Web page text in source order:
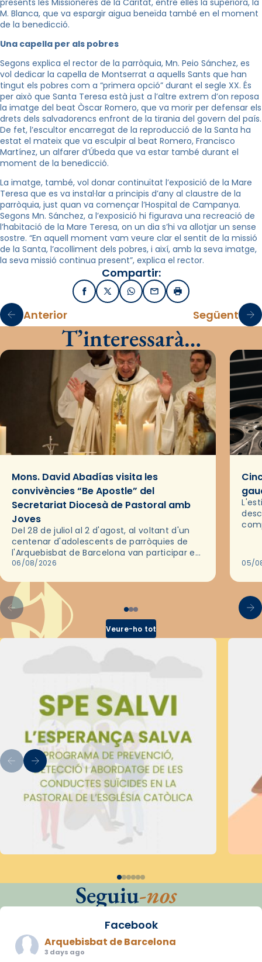
presents les Missioneres de la Caritat, entre elles la superiora, la
M. Blanca, que va espargir aigua beneïda també en el moment
de la benedicció.
Una capella per als pobres
Segons explica el rector de la parròquia, Mn. Peio Sánchez, es
vol dedicar la capella de Montserrat a aquells Sants que han
tingut els pobres com a “primera opció” durant el segle XX. És
per això que Santa Teresa està just a l’altre extrem d’on reposa
la imatge del beat Òscar Romero, que va morir per defensar els
drets dels salvadorencs enfront de la tirania del govern del país.
De fet, l’escultor encarregat de la reproducció de la Santa ha
estat el mateix que va esculpir al beat Romero, Francisco
Martínez, un alfarer d’Úbeda que va estar també durant el
moment de la benedicció.
La imatge, també, vol donar continuïtat l’exposició de la Mare
Teresa que es va instal·lar a principis d’any al claustre de la
parròquia, just quan va començar l’Hospital de Campanya.
Segons Mn. Sánchez, a l’exposició hi figurava una recreació de
l’habitació de la Mare Teresa, on un dia s’hi va allotjar un sense
sostre. “En aquell moment vam veure clar el sentit de la missió
de la Santa, l’acolliment dels pobres, i així, amb la seva imatge,
la seva missió continua present”, explica el rector.
Compartir:
FacebookX / TwitterWhatsApp
EmailImprimir
Anterior Següent
T’interessarà…
Mons. David Abadías visita les
convivències “Be Apostle” del
Secretariat Diocesà de Pastoral amb
Joves
Del 28 de juliol al 2 d'agost, al voltant d'un
centenar d'adolescents de parròquies de
l'Arquebisbat de Barcelona van participar en
les convivències Be Apostle, organitzades
06/08/2026 05/
Veure-ho tot
Seguiu-nos
Facebook
Arquebisbat de Barcelona
3 days ago